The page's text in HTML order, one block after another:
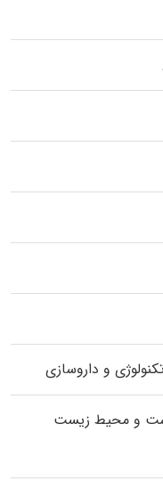
و داروسازی
و محیط زیست